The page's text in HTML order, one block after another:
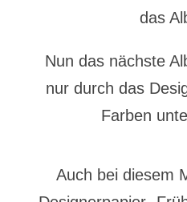
das
Nun das nächste
nur durch das
Farben
Auch bei diesem